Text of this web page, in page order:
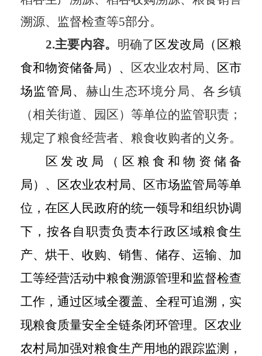
溯源、监督检查等5部分。
2.主要内容。 明确了 区发改局 （ 区粮
食和物资储备局）、 区农业农村局、 区市
场监管局、 赫山生态环境分局、各乡镇
（相关街道、园区） 等单位的监管职责；
规定了粮食经营者、 粮食收购者的义务。
区发改 局 （ 区 粮食和物资 储备
局）、 区农业农村局、 区市场监管局等单
位 ，在区人民政府的统一领导和组织协调
下， 按各自职责负责本行政区域粮食生
产、烘干、收购、销售、储存、运输、加
工等经营活动中粮食溯源管理和监督检查
工作 ， 通过区域全覆盖、全程可追溯，实
现粮食质量安全全链条闭环管理。区农业
农村局加强对粮食生产用地的跟踪监测，